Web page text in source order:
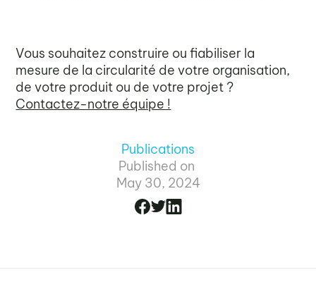
Publications
Published on
May 30, 2024
Vous souhaitez construire ou fiabiliser la
mesure de la circularité de votre organisation,
de votre produit ou de votre projet ?
Contactez-notre équipe !